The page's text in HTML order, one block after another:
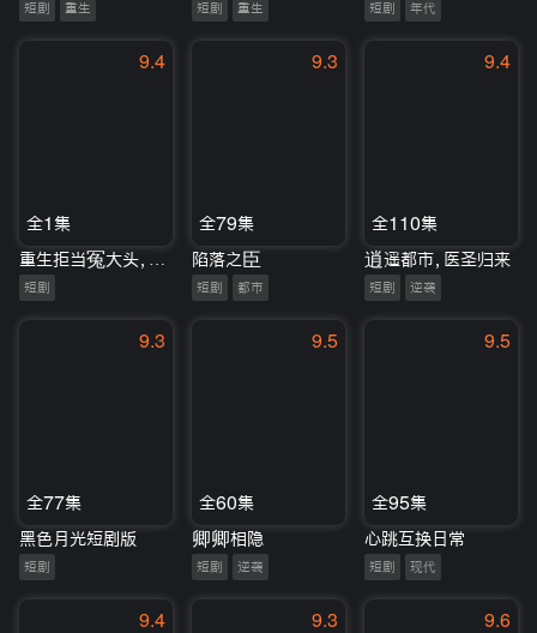
短剧 重生 短剧 重生 短剧 年代
9.4
全1集
短剧
9.3
全79集
陷落之臣
短剧 都市
9.4
全110集
逍遥都市，医圣归来
短剧 逆袭
9.3
全77集
黑色月光短剧版
短剧
9.5
全60集
卿卿相隐
短剧 逆袭
9.5
全95集
心跳互换日常
短剧 现代
9.4 9.3 9.6